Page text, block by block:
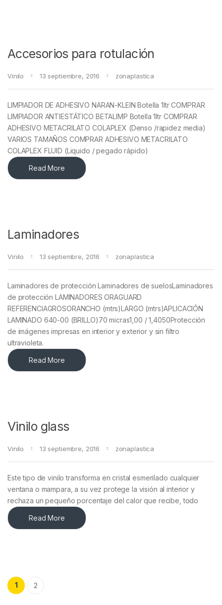
Accesorios para rotulación
Vinilo 13 septiembre, 2016 zonaplastica
LIMPIADOR DE ADHESIVO NARAN-KLEIN Botella 1ltr COMPRAR
LIMPIADOR ANTIESTÁTICO BETALIMP Botella 1ltr COMPRAR
ADHESIVO METACRILATO COLAPLEX (Denso /rapidez media)
VARIOS TAMAÑOS COMPRAR ADHESIVO METACRILATO
COLAPLEX FLUID (Liquido / pegado rápido)
Read More
Laminadores
Vinilo 13 septiembre, 2016 zonaplastica
Laminadores de protección Laminadores de suelosLaminadores
de protección LAMINADORES ORAGUARD
REFERENCIAGROSORANCHO (mtrs)LARGO (mtrs)APLICACIÓN
LAMINADO 640-00 (BRILLO)70 micras1,00 / 1,4050Protección
de imágenes impresas en interior y exterior y sin filtro
ultravioleta.
Read More
Vinilo glass
Vinilo 13 septiembre, 2016 zonaplastica
Este tipo de vinilo transforma en cristal esmerilado cualquier
ventana o mampara, a su vez protege la visión al interior y
rechaza un pequeño porcentaje del calor que recibe, todo
Read More
Paginación de entradas
1 2